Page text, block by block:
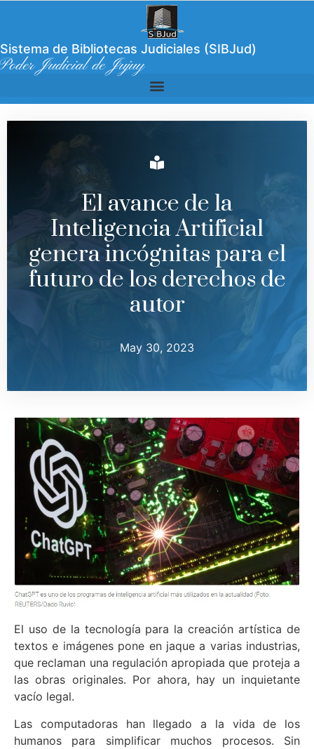
Sistema de Bibliotecas Judiciales (SIBJud)
Poder Judicial de Jujuy
El avance de la
Inteligencia Artificial
genera incógnitas para el
futuro de los derechos de
autor
May 30, 2023
El uso de la tecnología para la creación artística de
textos e imágenes pone en jaque a varias industrias,
que reclaman una regulación apropiada que proteja a
las obras originales. Por ahora, hay un inquietante
vacío legal.
Las computadoras han llegado a la vida de los
humanos para simplificar muchos procesos. Sin